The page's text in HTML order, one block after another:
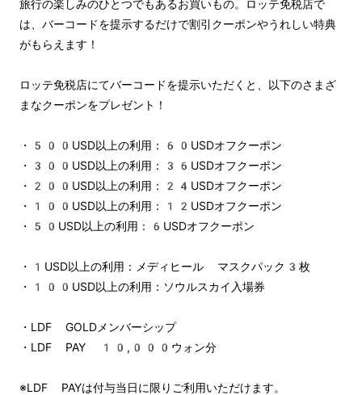
旅行の楽しみのひとつでもあるお買いもの。ロッテ免税店で
は、バーコードを提示するだけで割引クーポンやうれしい特典
がもらえます！
ロッテ免税店にてバーコードを提示いただくと、以下のさまざ
まなクーポンをプレゼント！
・500USD以上の利用：60USDオフクーポン
・300USD以上の利用：36USDオフクーポン
・200USD以上の利用：24USDオフクーポン
・100USD以上の利用：12USDオフクーポン
・50USD以上の利用：6USDオフクーポン
・1USD以上の利用：メディヒール マスクパック3枚
・100USD以上の利用：ソウルスカイ入場券
・LDF GOLDメンバーシップ
・LDF PAY 10,000ウォン分
※LDF PAYは付与当日に限りご利用いただけます。